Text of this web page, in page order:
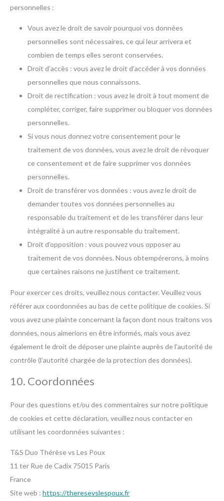
personnelles :
Vous avez le droit de savoir pourquoi vos données
personnelles sont nécessaires, ce qui leur arrivera et
combien de temps elles seront conservées.
Droit d’accès : vous avez le droit d’accéder à vos données
personnelles que nous connaissons.
Droit de rectification : vous avez le droit à tout moment de
compléter, corriger, faire supprimer ou bloquer vos données
personnelles.
Si vous nous donnez votre consentement pour le
traitement de vos données, vous avez le droit de révoquer
ce consentement et de faire supprimer vos données
personnelles.
Droit de transférer vos données : vous avez le droit de
demander toutes vos données personnelles au
responsable du traitement et de les transférer dans leur
intégralité à un autre responsable du traitement.
Droit d’opposition : vous pouvez vous opposer au
traitement de vos données. Nous obtempérerons, à moins
que certaines raisons ne justifient ce traitement.
Pour exercer ces droits, veuillez nous contacter. Veuillez vous
référer aux coordonnées au bas de cette politique de cookies. Si
vous avez une plainte concernant la façon dont nous traitons vos
données, nous aimerions en être informés, mais vous avez
également le droit de déposer une plainte auprès de l’autorité de
contrôle (l’autorité chargée de la protection des données).
10. Coordonnées
Pour des questions et/ou des commentaires sur notre politique
de cookies et cette déclaration, veuillez nous contacter en
utilisant les coordonnées suivantes :
T&S Duo Thérèse vs Les Poux
11 ter Rue de Cadix 75015 Paris
France
Site web : https://theresevslespoux.fr